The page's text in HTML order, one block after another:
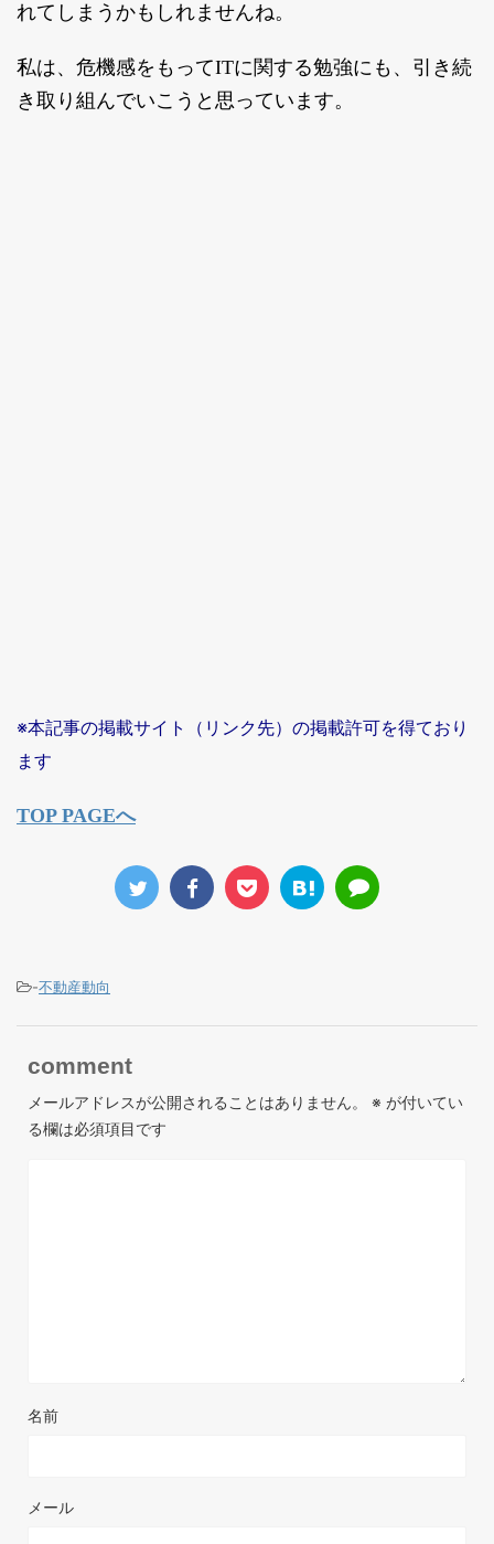
れてしまうかもしれませんね。
私は、危機感をもってITに関する勉強にも、引き続
き取り組んでいこうと思っています。
※本記事の掲載サイト（リンク先）の掲載許可を得ており
ます
TOP PAGEへ
-不動産動向
comment
メールアドレスが公開されることはありません。 ※ が付いてい
る欄は必須項目です
名前
メール